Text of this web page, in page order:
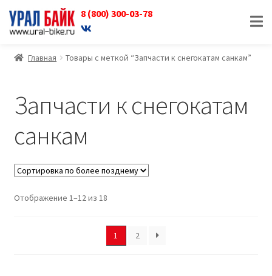
8 (800) 300-03-78
Перейти
к
навигации
Перейти
к
содержимому
Главная Товары с меткой “Запчасти к снегокатам санкам”
Запчасти к снегокатам
санкам
Отображение 1–12 из 18
1 2